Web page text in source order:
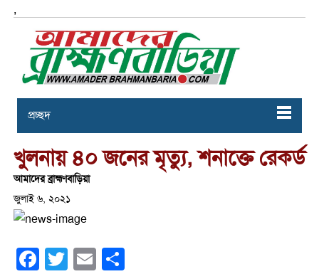
,
প্রচ্ছদ
খুলনায় ৪০ জনের মৃত্যু, শনাক্তে রেকর্ড
আমাদের ব্রাহ্মণবাড়িয়া
জুলাই ৬, ২০২১
Facebook
Twitter Email